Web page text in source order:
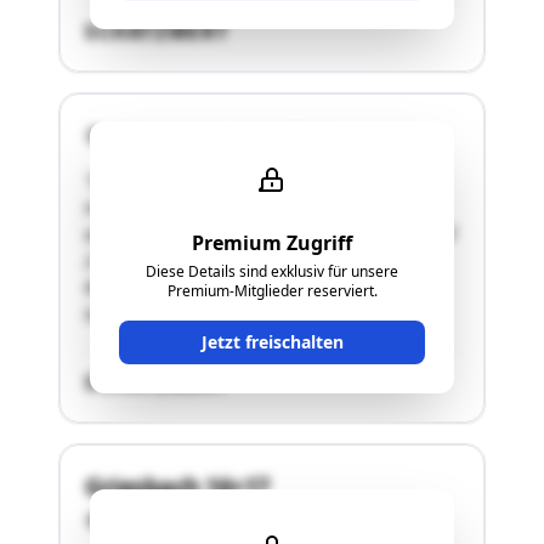
SCHÄTZWERT
Premium Zugriff
Diese Details sind exklusiv für unsere
Premium-Mitglieder reserviert.
Jetzt freischalten
"Die Liegenschaft besteht aus dem Grundstück
mit der Nr. 324 und grenzt südlich und östlich
an die zusammenhängenden Grundstücke der EZ
210. Die Grundstücksfläche weist ein Gefälle
Richtung Norden auf.Das Grundstück wird
landwirtschaftlich (als Ackerfläche) genutzt."
SCHÄTZWERT
Griesbach 16+17